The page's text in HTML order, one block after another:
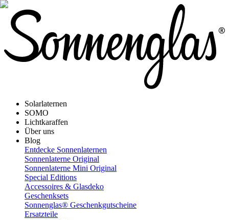
Solarlaternen
SOMO
Lichtkaraffen
Über uns
Blog
Entdecke Sonnenlaternen
Sonnenlaterne Original
Sonnenlaterne Mini Original
Special Editions
Accessoires & Glasdeko
Geschenksets
Sonnenglas® Geschenkgutscheine
Ersatzteile